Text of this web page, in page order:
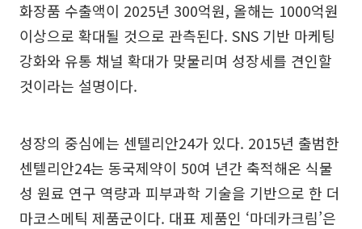
화장품 수출액이 2025년 300억원, 올해는 1000억원
이상으로 확대될 것으로 관측된다. SNS 기반 마케팅
강화와 유통 채널 확대가 맞물리며 성장세를 견인할
것이라는 설명이다.
성장의 중심에는 센텔리안24가 있다. 2015년 출범한
센텔리안24는 동국제약이 50여 년간 축적해온 식물
성 원료 연구 역량과 피부과학 기술을 기반으로 한 더
마코스메틱 제품군이다. 대표 제품인 ‘마데카크림’은